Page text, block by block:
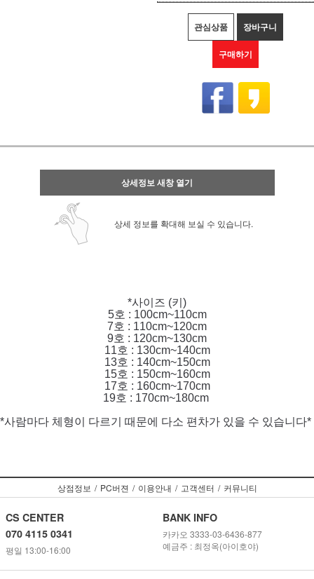
관심상품 장바구니
구매하기
상세정보 새창 열기
상세 정보를 확대해 보실 수 있습니다.
*사이즈 (키)
5호 : 100cm~110cm
7호 : 110cm~120cm
9호 : 120cm~130cm
11호 : 130cm~140cm
13호 : 140cm~150cm
15호 : 150cm~160cm
17호 : 160cm~170cm
19호 : 170cm~180cm
*사람마다 체형이 다르기 때문에 다소 편차가 있을 수 있습니다*
상점정보 / PC버젼 / 이용안내 / 고객센터 / 커뮤니티
CS CENTER
070 4115 0341
평일 13:00-16:00
BANK INFO
카카오 3333-03-6436-877
예금주 : 최정옥(아이호야)